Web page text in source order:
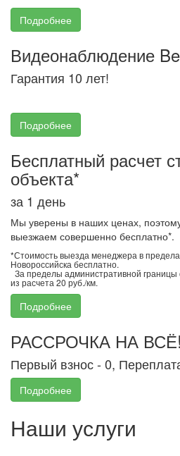
Подробнее
Видеонаблюдение
Гарантия 10 лет!
Подробнее
Бесплатный расчет
объекта*
за 1 день
Мы уверены в наших ценах,
выезжаем совершенно бесплатно*.
*Стоимость выезда менеджера в
Новороссийска бесплатно.
За пределы административной границы
из расчета 20 руб./км.
Подробнее
РАССРОЧКА НА
Первый взнос - 0,
Подробнее
Наши услуги